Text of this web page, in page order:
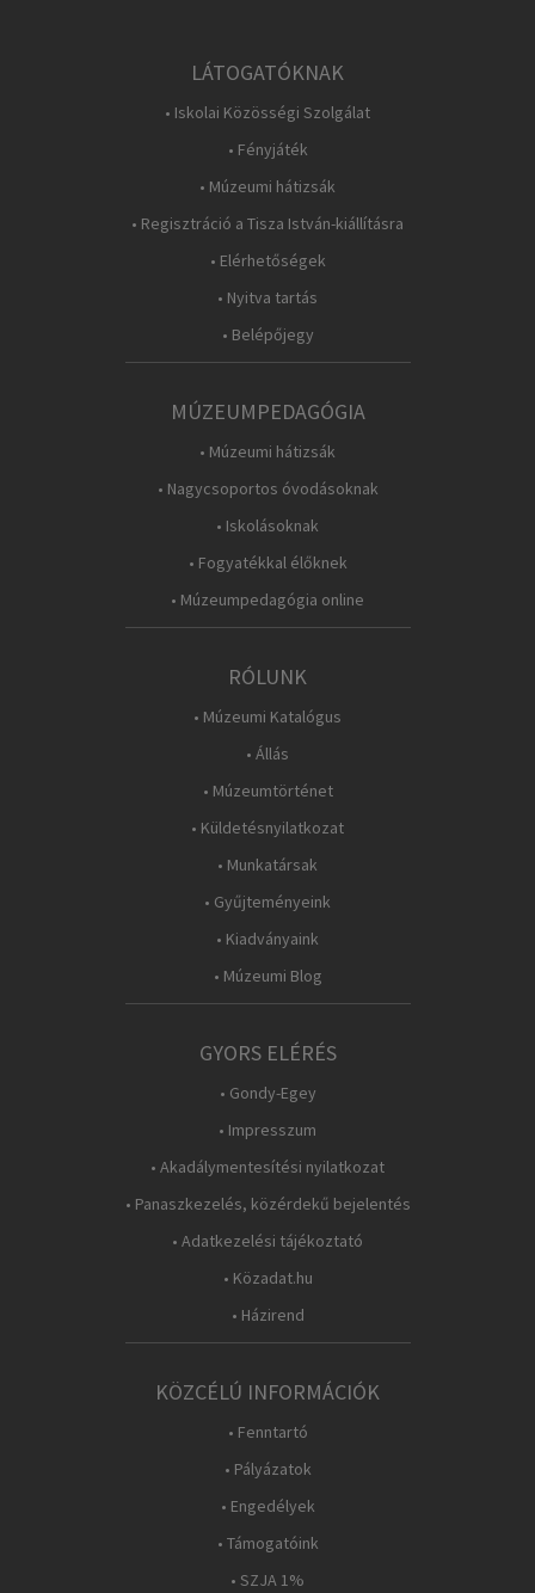
LÁTOGATÓKNAK
• Iskolai Közösségi Szolgálat
• Fényjáték
• Múzeumi hátizsák
• Regisztráció a Tisza István-kiállításra
• Elérhetőségek
• Nyitva tartás
• Belépőjegy
MÚZEUMPEDAGÓGIA
• Múzeumi hátizsák
• Nagycsoportos óvodásoknak
• Iskolásoknak
• Fogyatékkal élőknek
• Múzeumpedagógia online
RÓLUNK
• Múzeumi Katalógus
• Állás
• Múzeumtörténet
• Küldetésnyilatkozat
• Munkatársak
• Gyűjteményeink
• Kiadványaink
• Múzeumi Blog
GYORS ELÉRÉS
• Gondy-Egey
• Impresszum
• Akadálymentesítési nyilatkozat
• Panaszkezelés, közérdekű bejelentés
• Adatkezelési tájékoztató
• Közadat.hu
• Házirend
KÖZCÉLÚ INFORMÁCIÓK
• Fenntartó
• Pályázatok
• Engedélyek
• Támogatóink
• SZJA 1%